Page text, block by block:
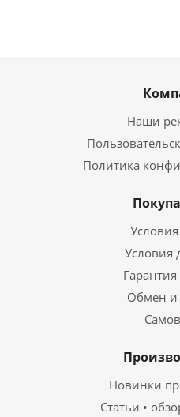
Наши
Политика
Условия
Обмен и
Новинки
Статьи •